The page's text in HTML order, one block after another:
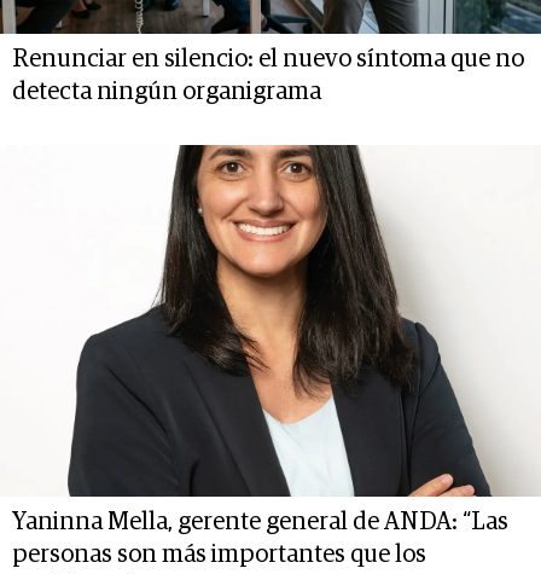
Renunciar en silencio: el nuevo síntoma que no
detecta ningún organigrama
Yaninna Mella, gerente general de ANDA: “Las
personas son más importantes que los